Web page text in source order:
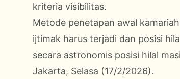
kriteria visibilitas.
Metode penetapan awal
ijtimak harus terjadi dan posisi
secara astronomis posisi hilal
Jakarta, Selasa (17/2/2026).